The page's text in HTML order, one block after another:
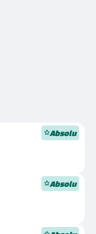
Absolu
Absolu